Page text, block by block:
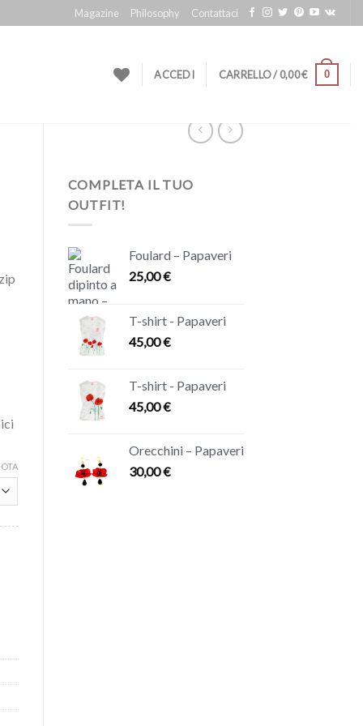
Magazine Philosophy Contattaci
ACCEDI CARRELLO /0,00€ 0
COMPLETA IL TUO
OUTFIT!
Foulard – Papaveri
25,00€
T-shirt - Papaveri
45,00€
T-shirt - Papaveri
45,00€
Orecchini – Papaveri
30,00€